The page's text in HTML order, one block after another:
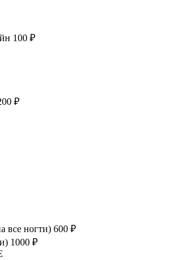
100 ₽
₽
все ногти) 600 ₽
1000 ₽